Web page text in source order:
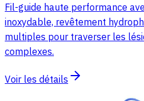
Fil-guide haute performance
inoxydable, revêtement
multiples pour traverser les
complexes.
Voir les détails